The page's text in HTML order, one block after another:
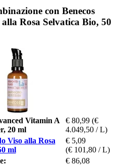
con Benecos
Rosa Selvatica Bio, 50
Vitamin A
20 ml
€ 80,99 (€
4.049,50 / L)
Viso alla Rosa
ml
€ 5,09
(€ 101,80 / L)
€ 86,08